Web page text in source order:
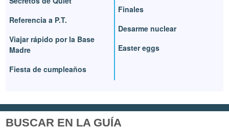
Referencia a P.T.
Viajar rápido por la Base
Madre
Fiesta de cumpleaños
Finales
Desarme nuclear
Easter eggs
BUSCAR EN LA GUÍA